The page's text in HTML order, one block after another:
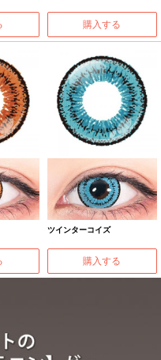
購入する
ツインターコイズ
購入する